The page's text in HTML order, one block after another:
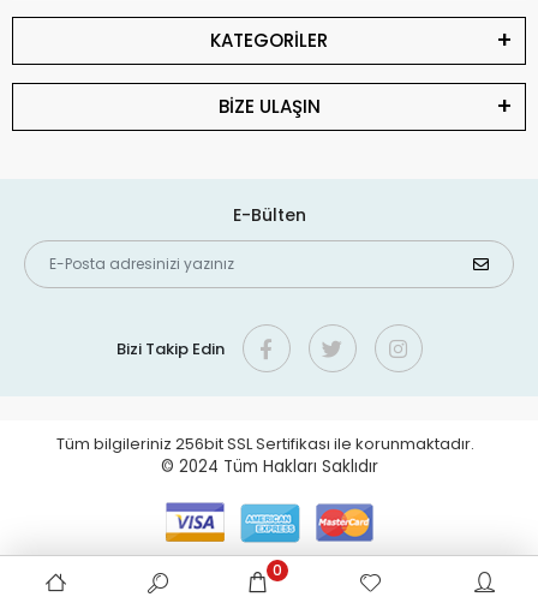
KATEGORİLER
BİZE ULAŞIN
E-Bülten
Bizi Takip Edin
Tüm bilgileriniz 256bit SSL Sertifikası ile korunmaktadır.
© 2024 Tüm Hakları Saklıdır
0